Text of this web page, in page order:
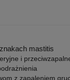
mastitis
i
z zapaleniem